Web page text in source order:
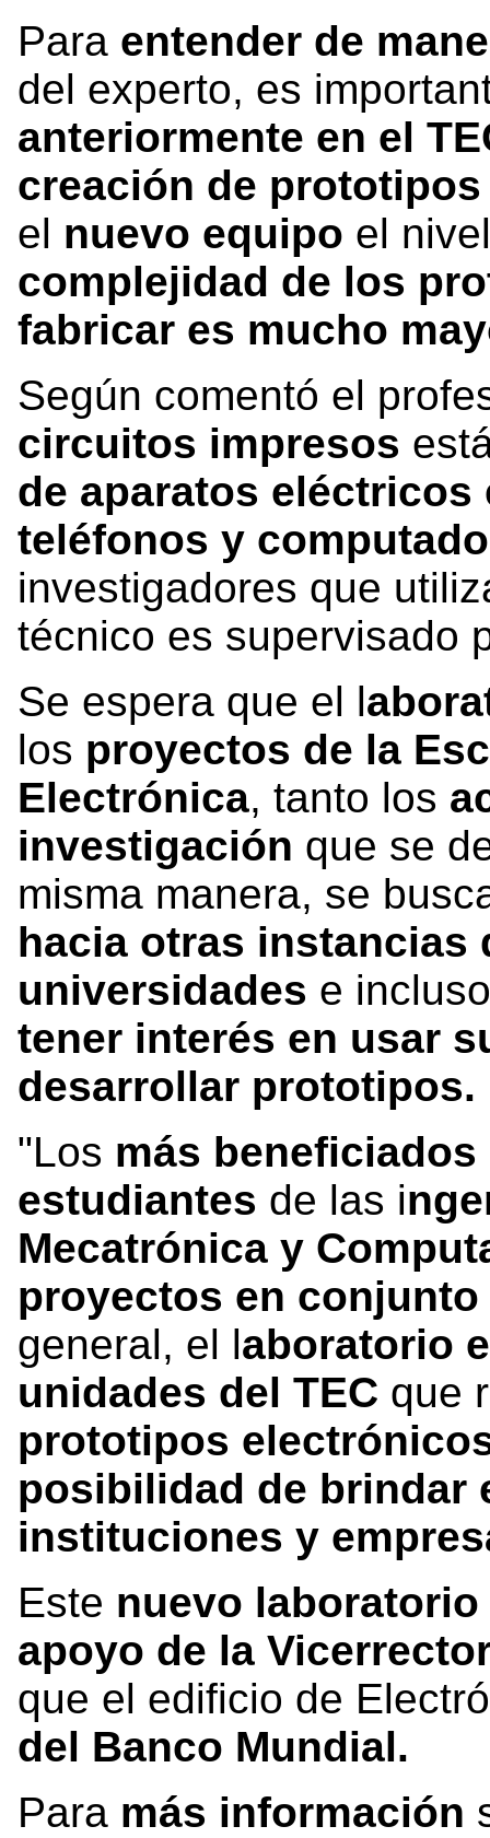
Para entender de
del experto, es
anteriormente en el
creación de
el nuevo equipo el
complejidad de los
fabricar es mucho
Según comentó el
circuitos impresos
de aparatos
teléfonos y
investigadores que
técnico es supervisado
Se espera que el l
los proyectos de la
Electrónica, tanto los
investigación que se
misma manera, se
hacia otras instancias
universidades e
tener interés en usar
desarrollar prototipos.
"Los más beneficiados
estudiantes de las i
Mecatrónica y
proyectos en
general, el laboratorio
unidades del TEC que r
prototipos
posibilidad de brindar
instituciones y
Este nuevo laboratorio
apoyo de la
que el edificio de
del Banco Mundial.
Para más información